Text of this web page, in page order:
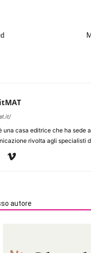
una casa editrice che ha sede
rivolta agli specialisti
autore